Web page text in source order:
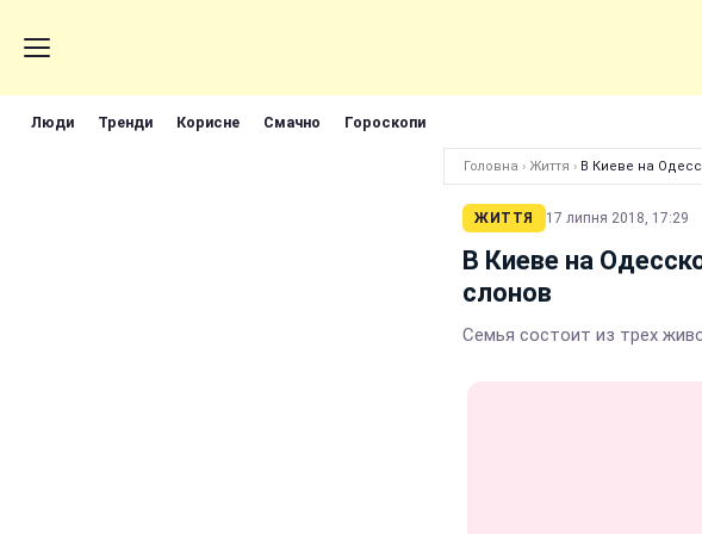
Люди Тренди Корисне Смачно Гороскопи
Головна › Життя › В Киеве на
ЖИТТЯ 17 липня 2018, 17:29
В Киеве на
слонов
Семья состоит из трех